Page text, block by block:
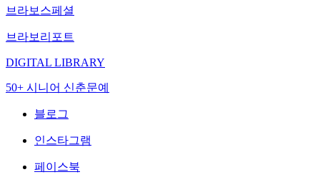
브라보스페셜
브라보리포트
DIGITAL LIBRARY
50+ 시니어 신춘문예
블로그
인스타그램
페이스북